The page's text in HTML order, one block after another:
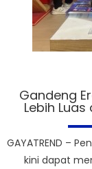
Gandeng
Lebih
GAYATREND –
kini dapat